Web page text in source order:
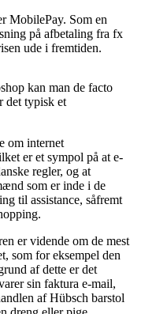
MobilePay. Som en
på afbetaling fra fx
ude i fremtiden.
kan man de facto
det typisk et
om internet
er et sympol på at e-
regler, og at
som er inde i de
til assistance, såfremt
er vidende om de mest
som for eksempel den
af dette er det
sin faktura e-mail,
af Hübsch barstol